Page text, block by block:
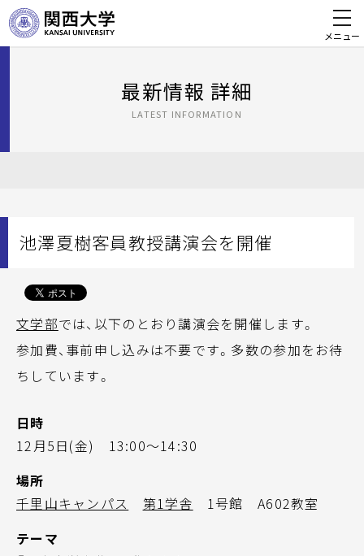
メニュー
最新情報 詳細
LATEST INFORMATION
池澤夏樹客員教授講演会を開催
文学部では、以下のとおり講演会を開催します。
参加費、事前申し込みは不要です。多数の参加をお待
ちしています。
日時
12月5日(金) 13:00～14:30
場所
千里山キャンパス
第1学舎 1号館 A602教室
テーマ